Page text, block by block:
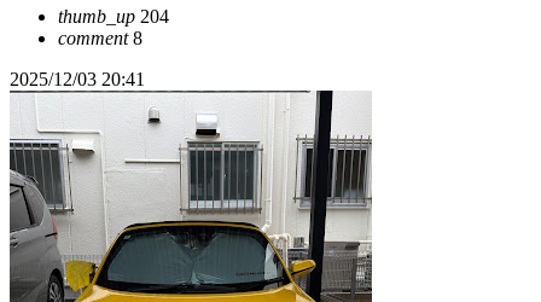
thumb_up 204
comment8
2025/12/03 20:41